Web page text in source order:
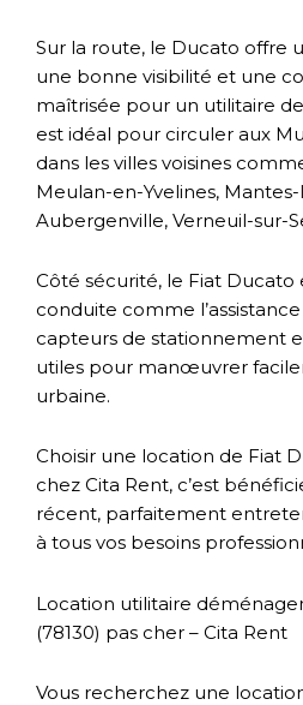
Sur la route, le Ducato offre
une bonne visibilité et une
maîtrisée pour un utilitaire
est idéal pour circuler aux
dans les villes voisines
Meulan-en-Yvelines,
Aubergenville, Verneuil-sur-
Côté sécurité, le Fiat Ducato
conduite comme
capteurs de stationnement
utiles pour manœuvrer
urbaine.
Choisir une location de Fiat
chez Cita Rent, c’est
récent, parfaitement
à tous vos besoins
Location utilitaire
(78130) pas cher – Cita Rent
Vous recherchez une